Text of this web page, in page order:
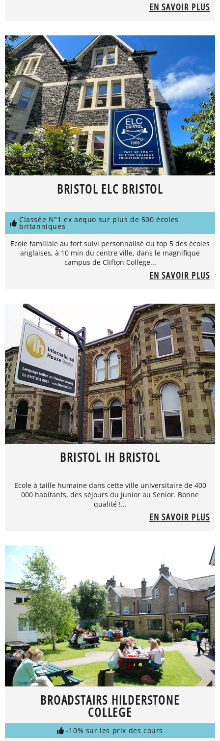
EN SAVOIR PLUS
BRISTOL ELC BRISTOL
Classée N°1 ex aequo sur plus de 500 écoles
britanniques
Ecole familiale au fort suivi personnalisé du top 5 des écoles
anglaises, à 10 min du centre ville, dans le magnifique
campus de Clifton College...
EN SAVOIR PLUS
BRISTOL IH BRISTOL
Ecole à taille humaine dans cette ville universitaire de 400
000 habitants, des séjours du Junior au Senior. Bonne
qualité !...
EN SAVOIR PLUS
BROADSTAIRS HILDERSTONE
COLLEGE
-10% sur les prix des cours